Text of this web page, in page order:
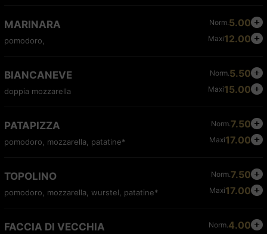
MARINARA
pomodoro,
Norm.5.00
Maxi12.00
BIANCANEVE
doppia mozzarella
Norm.5.50
Maxi15.00
PATAPIZZA
pomodoro, mozzarella, patatine*
Norm.7.50
Maxi17.00
TOPOLINO
pomodoro, mozzarella, wurstel, patatine*
Norm.7.50
Maxi17.00
FACCIA DI VECCHIA Norm.4.00